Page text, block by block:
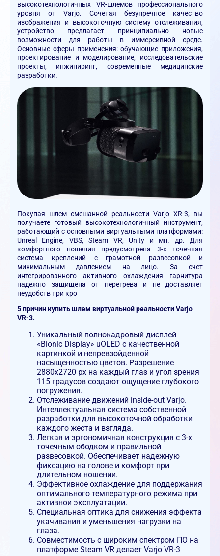
высокотехнологичных VR-шлемов профессионального
уровня от Varjo. Сочетая безупречное качество
изображения и высокоточную систему отслеживания,
устройство предлагает принципиально новые
возможности для работы в иммерсивной среде.
Основные сферы применения: обучающие приложения,
проектирование и моделирование, исследовательские
проекты, инжиниринг, современные медицинские
разработки.
Покупая шлем смешанной реальности Varjo XR-3, вы
получаете готовый высокотехнологичный инструмент,
работающий с основными виртуальными платформами:
Unreal Engine, VBS, Steam VR, Unity и мн. др. Для
комфортного ношения предусмотрена 3-х точечная
система креплений с грамотной развесовкой и
минимальным давлением на лицо. За счет
интегрированного активного охлаждения гарнитура
надежно защищена от перегрева и не доставляет
неудобств при кро
5 причин купить шлем виртуальной реальности Varjo
VR-3.
Уникальный полнокадровый дисплей
«Bionic Display» uOLED с качественной
картинкой и непревзойденной
насыщенностью цветов. Разрешение
2880х2720 px на каждый глаз и угол зрения
115 градусов создают ощущение глубокого
погружения.
Отслеживание движений inside-out Varjo.
Интеллектуальная система собственной
разработки для высокоточной обработки
каждого жеста и взгляда.
Легкая и эргономичная конструкция с 3-х
точечным ободком и правильной
развесовкой. Обеспечивает надежную
фиксацию на голове и комфорт при
длительном ношении.
Эффективное охлаждение для поддержания
оптимального температурного режима при
активной эксплуатации.
Специальная оптика для снижения эффекта
укачивания и уменьшения нагрузки на
глаза.
Совместимость с широким спектром ПО на
платформе Steam VR делает Varjo VR-3